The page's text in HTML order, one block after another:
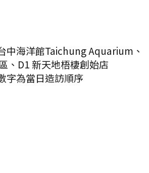
字為當日造訪順序